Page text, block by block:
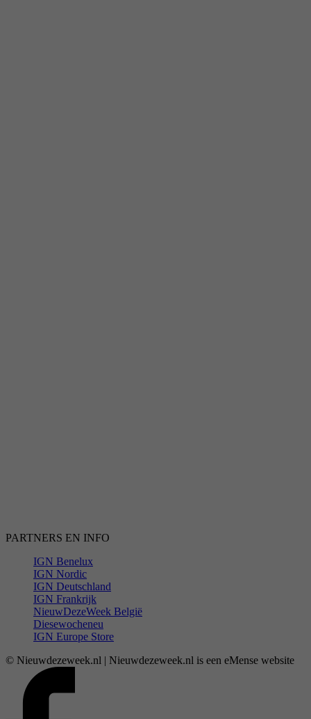
PARTNERS EN INFO
IGN Benelux
IGN Nordic
IGN Deutschland
IGN Frankrijk
NieuwDezeWeek België
Diesewocheneu
IGN Europe Store
© Nieuwdezeweek.nl | Nieuwdezeweek.nl is een eMense website